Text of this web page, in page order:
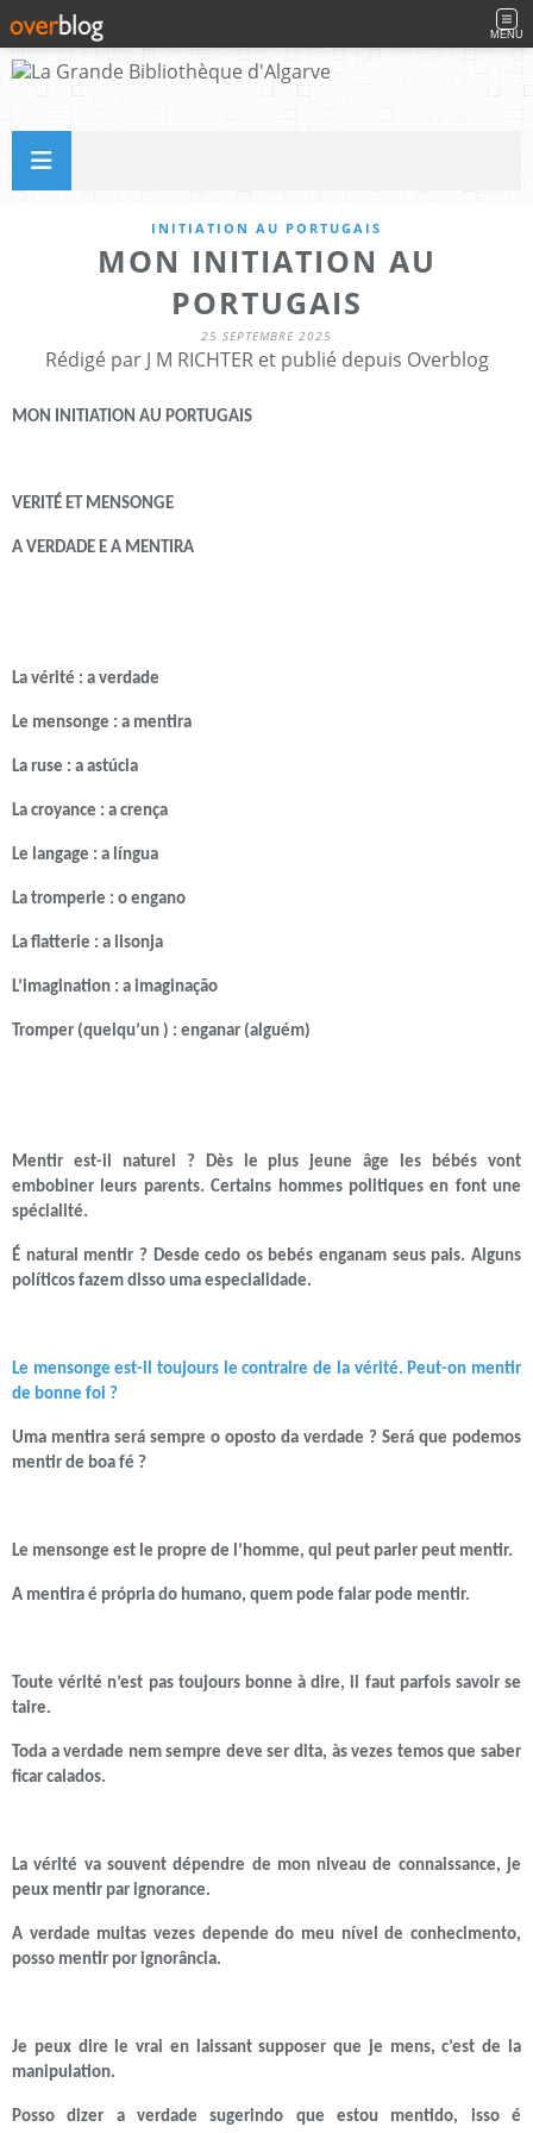
MENU
INITIATION AU PORTUGAIS
MON INITIATION AU
PORTUGAIS
25 SEPTEMBRE 2025
Rédigé par J M RICHTER et publié depuis Overblog
MON INITIATION AU PORTUGAIS
VERITÉ ET MENSONGE
A VERDADE E A MENTIRA
La vérité : a verdade
Le mensonge : a mentira
La ruse : a astúcia
La croyance : a crença
Le langage : a língua
La tromperie : o engano
La flatterie : a lisonja
L’imagination : a imaginação
Tromper (quelqu’un ) : enganar (alguém)
Mentir est-il naturel ? Dès le plus jeune âge les bébés vont
embobiner leurs parents. Certains hommes politiques en font une
spécialité.
É natural mentir ? Desde cedo os bebés enganam seus pais. Alguns
políticos fazem disso uma especialidade.
Le mensonge est-il toujours le contraire de la vérité. Peut-on mentir
de bonne foi ?
Uma mentira será sempre o oposto da verdade ? Será que podemos
mentir de boa fé ?
Le mensonge est le propre de l’homme, qui peut parler peut mentir.
A mentira é própria do humano, quem pode falar pode mentir.
Toute vérité n’est pas toujours bonne à dire, il faut parfois savoir se
taire.
Toda a verdade nem sempre deve ser dita, às vezes temos que saber
ficar calados.
La vérité va souvent dépendre de mon niveau de connaissance, je
peux mentir par ignorance.
A verdade muitas vezes depende do meu nível de conhecimento,
posso mentir por ignorância.
Je peux dire le vrai en laissant supposer que je mens, c’est de la
manipulation.
Posso dizer a verdade sugerindo que estou mentido, isso é